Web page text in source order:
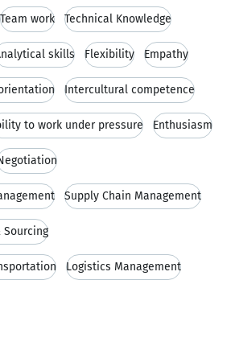
Team work Technical Knowledge
skills Flexibility Empathy
Intercultural competence
to work under pressure Enthusiasm
Supply Chain Management
Logistics Management